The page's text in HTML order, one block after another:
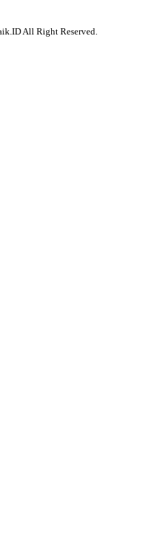
All Right Reserved.